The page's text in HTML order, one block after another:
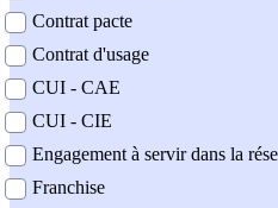
Contrat pacte
Contrat d'usage
CUI - CAE
CUI - CIE
Engagement à servir dans la
Franchise